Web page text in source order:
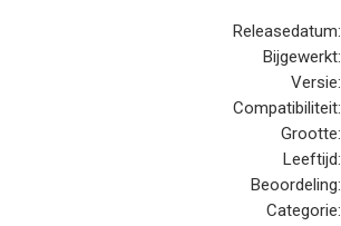
• Explosive Ammo Rounds
• Explosive Melee Attacks
• Lower Wanted Level
• Raise Wanted Level
• Max Health & Armor
• Slow Motion Aim
Releasedatum:
Bijgewerkt:
Versie:
Compatibiliteit:
Grootte:
Leeftijd:
Beoordeling:
Categorie: